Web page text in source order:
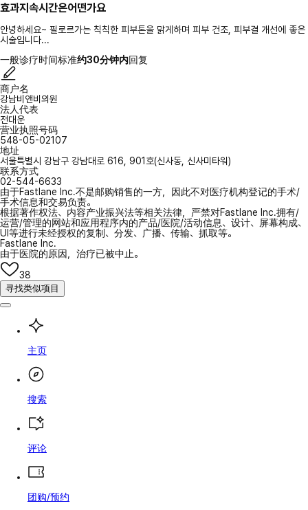
효과지속시간은어떤가요
안녕하세요~ 필로르가는 칙칙한 피부톤을 맑게하며 피부 건조, 피부결 개선에 좋은
시술입니다...
一般诊疗时间标准约30分钟内回复
商户名
강남비앤비의원
法人代表
전대운
营业执照号码
548-05-02107
地址
서울특별시 강남구 강남대로 616, 901호(신사동, 신사미타워)
联系方式
02-544-6633
由于Fastlane Inc.不是邮购销售的一方，因此不对医疗机构登记的手术/
手术信息和交易负责。
根据著作权法、内容产业振兴法等相关法律，严禁对Fastlane Inc.拥有/
运营/管理的网站和应用程序内的产品/医院/活动信息、设计、屏幕构成、
UI等进行未经授权的复制、分发、广播、传输、抓取等。
Fastlane Inc.
由于医院的原因，治疗已被中止。
38
寻找类似项目
主页
搜索
评论
团购/预约